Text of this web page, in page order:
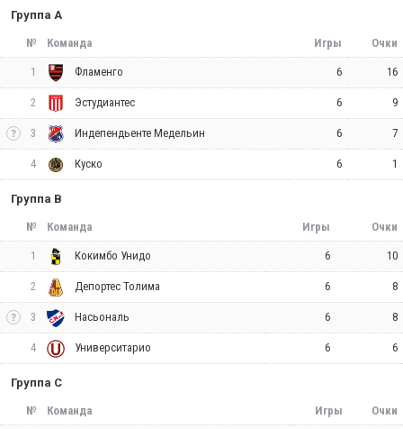
Группа A
№ Команда Игры Очки
1 Фламенго 6 16
2 Эстудиантес 6 9
3 Индепендьенте Медельин 6 7
4 Куско 6 1
Группа B
№ Команда Игры Очки
1 Кокимбо Унидо 6 10
2 Депортес Толима 6 8
3 Насьональ 6 8
4 Университарио 6 6
Группа C
№ Команда Игры Очки